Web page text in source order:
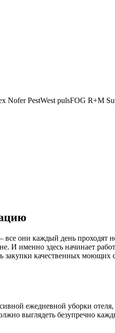
Nofer PestWest pulsFOG R+M
все они каждый день проходят
И именно здесь начинает
качественных моющих
ежедневной уборки отеля,
выглядеть безупречно